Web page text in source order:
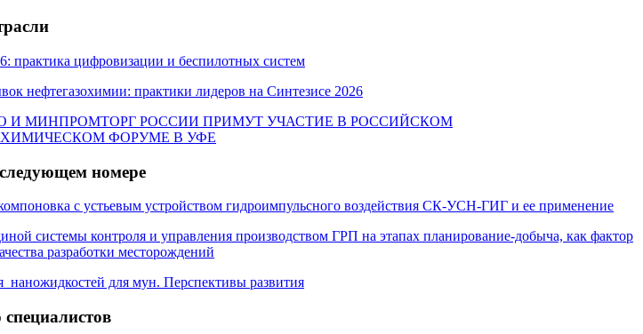
практика цифровизации и беспилотных систем
нефтегазохимии: практики лидеров на Синтезисе 2026
И МИНПРОМТОРГ РОССИИ ПРИМУТ УЧАСТИЕ В РОССИЙСКОМ
ФОРУМЕ В УФЕ
номере
с устьевым устройством гидроимпульсного воздействия СК-УСН-ГИГ и ее применение
системы контроля и управления производством ГРП на этапах планирование-добыча, как фактор
разработки месторождений
наножидкостей для мун. Перспективы развития